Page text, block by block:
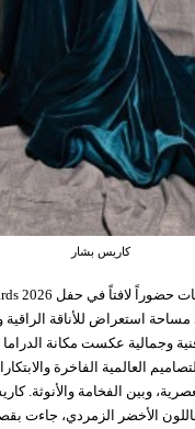
كاريس بشار
استعراض للأناقة الراقية
وجمالية عكست مكانة الدراما
العالمية الفاخرة
وبين الفخامة والأنوثة.
باللون الأخضر الزمردي، جاءت